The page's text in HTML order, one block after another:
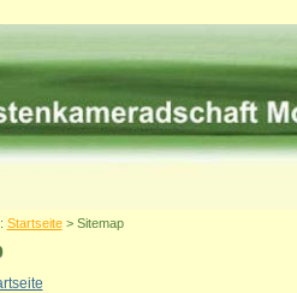
Startseite> Sitemap